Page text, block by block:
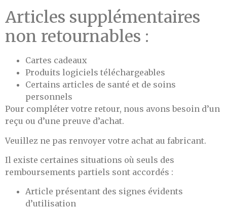
Articles supplémentaires
non retournables :
Cartes cadeaux
Produits logiciels téléchargeables
Certains articles de santé et de soins
personnels
Pour compléter votre retour, nous avons besoin d’un
reçu ou d’une preuve d’achat.
Veuillez ne pas renvoyer votre achat au fabricant.
Il existe certaines situations où seuls des
remboursements partiels sont accordés :
Article présentant des signes évidents
d’utilisation